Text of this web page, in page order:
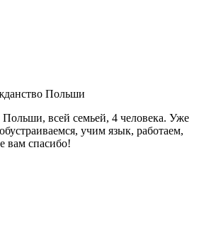
Польши
всей семьей, 4 человека. Уже
учим язык, работаем,
вам спасибо!